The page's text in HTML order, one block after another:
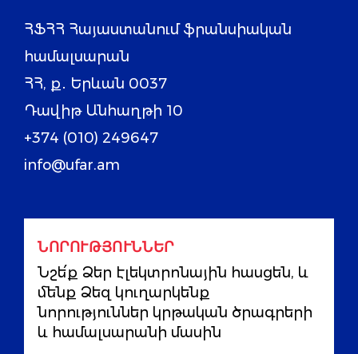
ՀՖՀՀ Հայաստանում ֆրանսիական
համալսարան
ՀՀ, ք․ Երևան 0037
Դավիթ Անհաղթի 10
+374 (010) 249647
info@ufar.am
ՆՈՐՈՒԹՅՈՒՆՆԵՐ
Նշե՛ք Ձեր էլեկտրոնային հասցեն, և
մենք Ձեզ կուղարկենք
նորություններ կրթական ծրագրերի
և համալսարանի մասին